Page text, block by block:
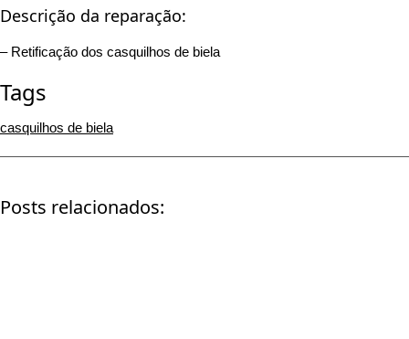
Descrição da reparação:
– Retificação dos casquilhos de biela
Tags
casquilhos de biela
Posts relacionados: